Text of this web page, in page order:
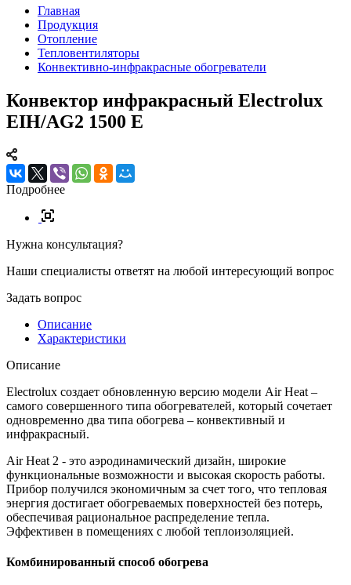
Главная
Продукция
Отопление
Тепловентиляторы
Конвективно-инфракрасные обогреватели
Конвектор инфракрасный Electrolux
EIH/AG2 1500 E
Подробнее
Нужна консультация?
Наши специалисты ответят на любой интересующий вопрос
Задать вопрос
Описание
Характеристики
Описание
Electrolux создает обновленную версию модели Air Heat –
cамого совершенного типа обогревателей, который сочетает
одновременно два типа обогрева – конвективный и
инфракрасный.
Air Heat 2 - это аэродинамический дизайн, широкие
функциональные возможности и высокая скорость работы.
Прибор получился экономичным за счет того, что тепловая
энергия достигает обогреваемых поверхностей без потерь,
обеспечивая рациональное распределение тепла.
Эффективен в помещениях с любой теплоизоляцией.
Комбинированный способ обогрева